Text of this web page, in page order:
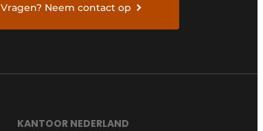
Vragen? Neem contact op
KANTOOR NEDERLAND